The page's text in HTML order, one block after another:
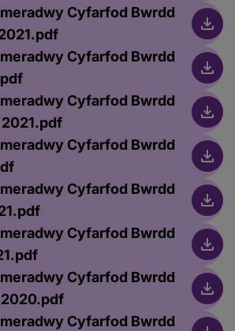
Cyfarfod Bwrdd
Cyfarfod Bwrdd
Cyfarfod Bwrdd
Cyfarfod Bwrdd
Cyfarfod Bwrdd
Cyfarfod Bwrdd
Cyfarfod Bwrdd
Cyfarfod Bwrdd